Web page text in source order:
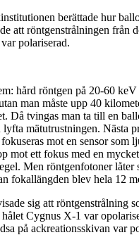
berättade hur
att röntgenstrålningen från
polariserad.
hård röntgen på 20-60
man måste upp 40
Då tvingas man ta till en
mätutrustningen. Nästa
mot en sensor som
mot ett fokus med en
Men röntgenfotoner låter
fokallängden blev hela 12
sig att röntgenstrålning
Cygnus X-1 var
på ackreationsskivan var